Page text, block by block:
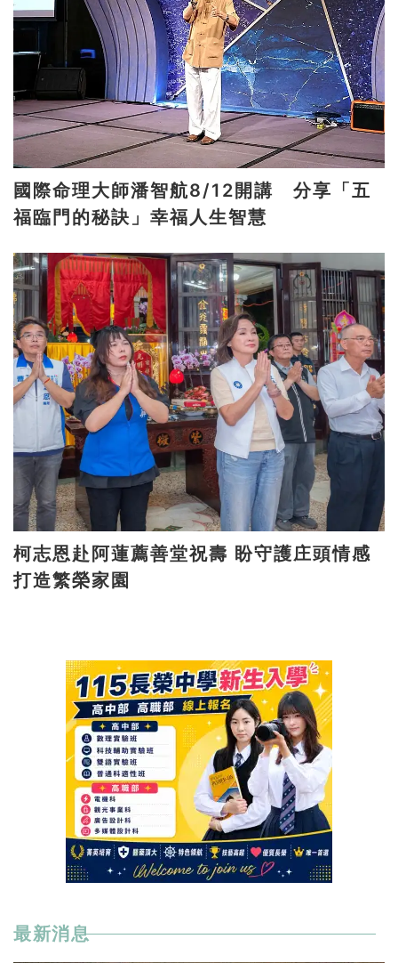
國際命理大師潘智航8/12開講 分享「五
福臨門的秘訣」幸福人生智慧
柯志恩赴阿蓮薦善堂祝壽 盼守護庄頭情感
打造繁榮家園
最新消息